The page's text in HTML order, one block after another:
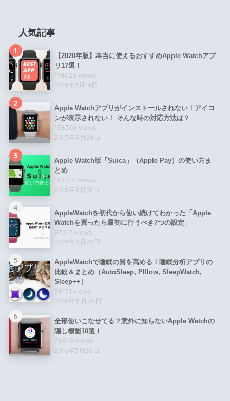
人気記事
1
【2020年版】本当に使えるおすすめApple Watchアプ
リ17選！
194026 views
2016年3月16日
2
Apple Watchアプリがインストールされない！アイコ
ンが表示されない！ そんな時の対応方法は？
158566 views
2015年9月28日
3
Apple Watch版「Suica」（Apple Pay）の使い方ま
とめ
157722 views
2018年8月18日
4
AppleWatchを初代から使い続けてわかった「Apple
Watchを買ったら最初に行うべき7つの設定」
97017 views
2019年8月29日
5
AppleWatchで睡眠の質を高める！睡眠分析アプリの
比較＆まとめ（AutoSleep, PIllow, SleepWatch,
Sleep++）
79171 views
2018年11月20日
6
全部使いこなせてる？意外に知らないApple Watchの
隠し機能10選！
78649 views
2016年3月20日